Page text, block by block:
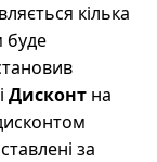
кілька
буде
Дисконт на
за